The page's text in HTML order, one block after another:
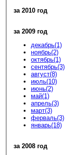
за 2010 год
за 2009 год
декабрь(1)
ноябрь(2)
октябрь(1)
сентябрь(3)
август(8)
июль(10)
июнь(2)
май(1)
апрель(3)
март(3)
ферваль(3)
январь(18)
за 2008 год